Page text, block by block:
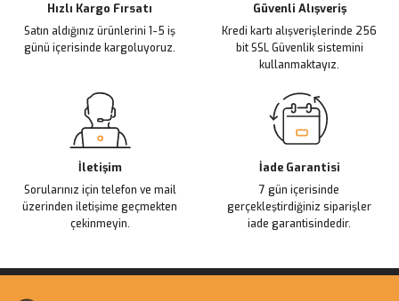
Ürün fiyatı diğer sitelerden daha pahalı.
Bu ürüne benzer farklı alternatifler olmalı.
Hızlı Kargo Fırsatı
Satın aldığınız ürünlerini 1-5 iş
günü içerisinde kargoluyoruz.
Güvenli Alışveriş
Kredi kartı alışverişlerinde 256
bit SSL Güvenlik sistemini
kullanmaktayız.
İletişim
Sorularınız için telefon ve mail
üzerinden iletişime geçmekten
çekinmeyin.
İade Garantisi
7 gün içerisinde
gerçekleştirdiğiniz siparişler
iade garantisindedir.